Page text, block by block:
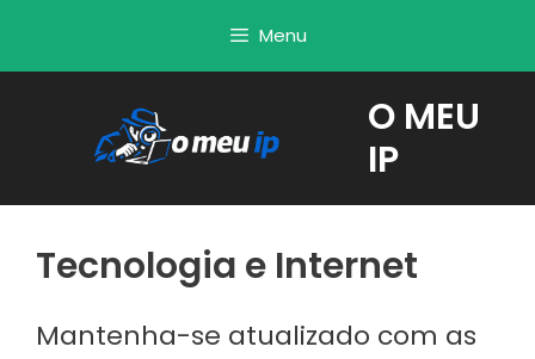
conteúdo
Menu
O MEU
IP
Tecnologia e Internet
Mantenha-se atualizado com as